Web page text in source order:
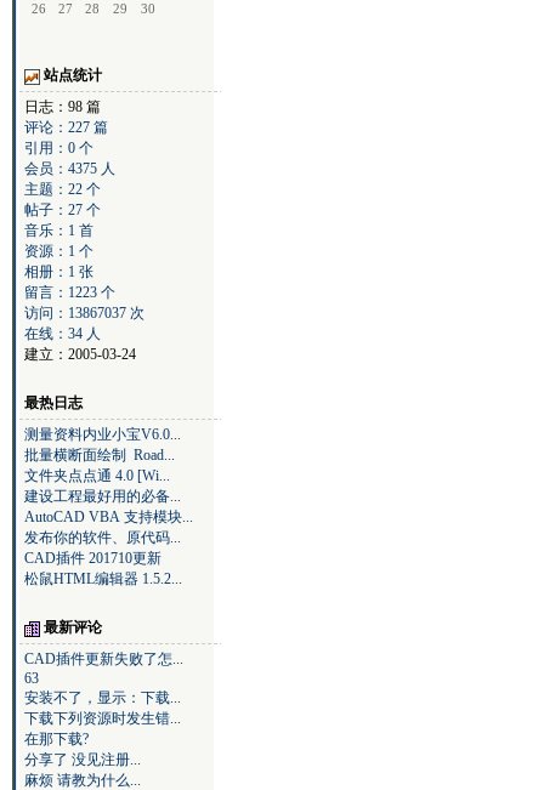
26
27 28 29 30
站点统计
日志：98 篇
评论：227 篇
引用：0 个
会员：4375 人
主题：22 个
帖子：27 个
音乐：1 首
资源：1 个
相册：1 张
留言：1223 个
访问：13867037 次
在线：34 人
建立：2005-03-24
最热日志
测量资料内业小宝V6.0...
批量横断面绘制 Road...
文件夹点点通 4.0 [Wi...
建设工程最好用的必备...
AutoCAD VBA 支持模块...
发布你的软件、原代码...
CAD插件 201710更新
松鼠HTML编辑器 1.5.2...
最新评论
CAD插件更新失败了怎...
63
安装不了，显示：下载...
下载下列资源时发生错...
在那下载?
分享了 没见注册...
麻烦 请教为什么...